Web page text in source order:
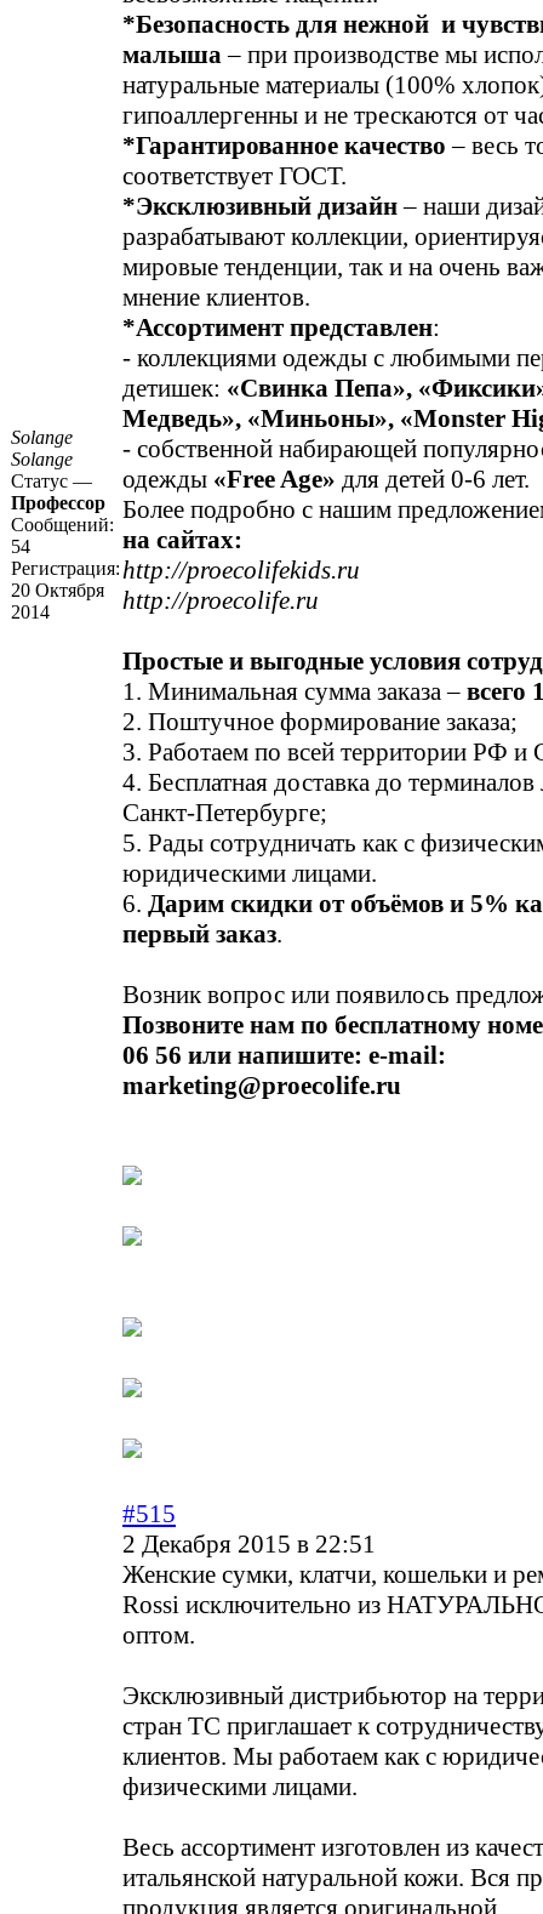
Solange
Solange
Статус —
Профессор
Сообщений:
54
Регистрация:
20 Октября
2014
*Безопасность для нежной и
малыша– при производстве мы
натуральные материалы (100%
гипоаллергенны и не трескаются от
*Гарантированное качество – весь
соответствует ГОСТ.
*Эксклюзивный дизайн– наши
разрабатывают коллекции,
мировые тенденции, так и на очень
мнение клиентов.
*Ассортимент представлен:
- коллекциями одежды с любимыми
детишек: «Свинка Пепа»,
Медведь», «Миньоны», «Monster
- собственной набирающей
одежды «Free Age» для детей 0-6 лет.
Более подробно с нашим
на сайтах:
http://proecolifekids.ru
http://proecolife.ru
Простые и выгодные условия
1. Минимальная сумма заказа – всего
2. Поштучное формирование заказа;
3. Работаем по всей территории РФ
4. Бесплатная доставка до
Санкт-Петербурге;
5. Рады сотрудничать как с
юридическими лицами.
6. Дарим скидки от объёмов и 5%
первый заказ.
Возник вопрос или появилось
Позвоните нам по бесплатному
06 56 или напишите: e-mail:
marketing@proecolife.ru
#515
2 Декабря 2015 в 22:51
Женские сумки, клатчи, кошельки и
Rossi исключительно из
оптом.
Эксклюзивный дистрибьютор на
стран ТС приглашает к
клиентов. Мы работаем как с
физическими лицами.
Весь ассортимент изготовлен из
итальянской натуральной кожи. Вся
продукция является оригинальной.